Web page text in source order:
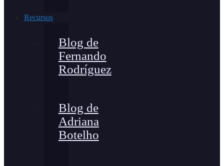
Recursos
Blog de
Fernando
Rodríguez
Blog de
Adriana
Botelho